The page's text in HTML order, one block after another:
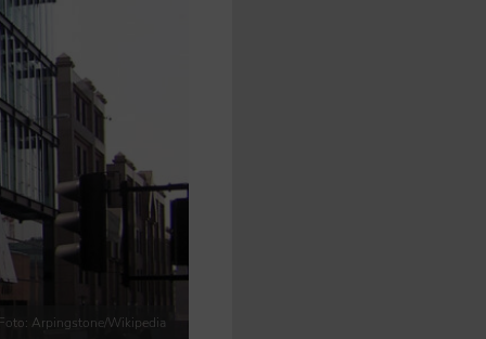
Foto: Arpingstone/Wikipedia